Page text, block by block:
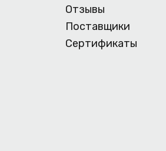
Отзывы
Поставщики
Сертификаты